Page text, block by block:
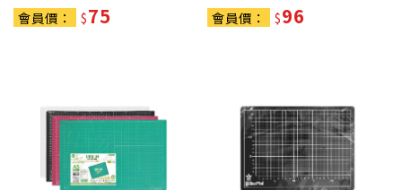
會員價：
$75
會員價：
$96